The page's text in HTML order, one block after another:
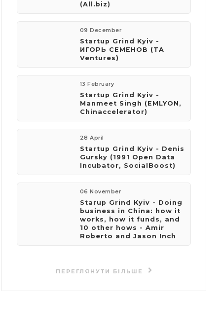
(All.biz)
09 December
Startup Grind Kyiv -
ИГОРЬ СЕМЕНОВ (TA
Ventures)
13 February
Startup Grind Kyiv -
Manmeet Singh (EMLYON,
Chinaccelerator)
28 April
Startup Grind Kyiv - Denis
Gursky (1991 Open Data
Incubator, SocialBoost)
06 November
Starup Grind Kyiv - Doing
business in China: how it
works, how it funds, and
10 other hows - Amir
Roberto and Jason Inch
ПЕРЕГЛЯНУТИ БІЛЬШЕ